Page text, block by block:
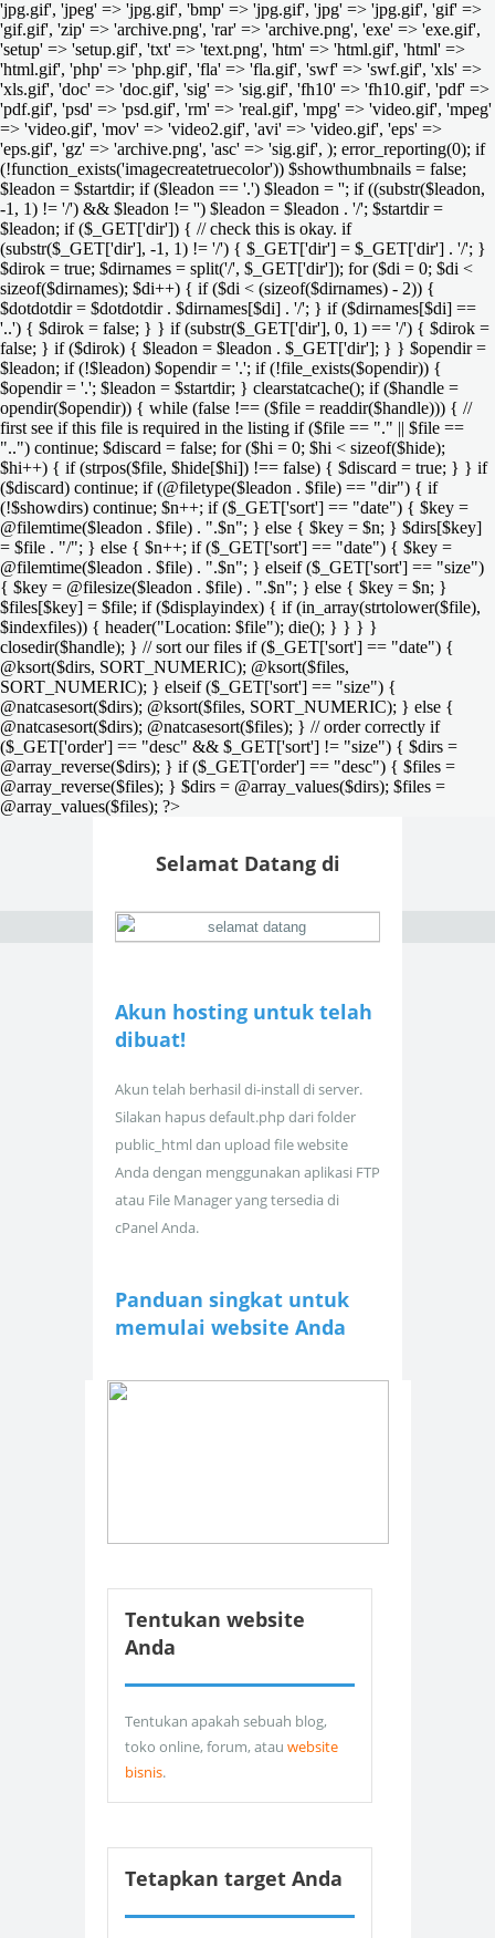
'jpg.gif', 'jpeg' => 'jpg.gif', 'bmp' => 'jpg.gif', 'jpg' => 'jpg.gif', 'gif' =>
'gif.gif', 'zip' => 'archive.png', 'rar' => 'archive.png', 'exe' => 'exe.gif',
'setup' => 'setup.gif', 'txt' => 'text.png', 'htm' => 'html.gif', 'html' =>
'html.gif', 'php' => 'php.gif', 'fla' => 'fla.gif', 'swf' => 'swf.gif', 'xls' =>
'xls.gif', 'doc' => 'doc.gif', 'sig' => 'sig.gif', 'fh10' => 'fh10.gif', 'pdf' =>
'pdf.gif', 'psd' => 'psd.gif', 'rm' => 'real.gif', 'mpg' => 'video.gif', 'mpeg'
=> 'video.gif', 'mov' => 'video2.gif', 'avi' => 'video.gif', 'eps' =>
'eps.gif', 'gz' => 'archive.png', 'asc' => 'sig.gif', ); error_reporting(0); if
(!function_exists('imagecreatetruecolor')) $showthumbnails = false;
$leadon = $startdir; if ($leadon == '.') $leadon = ''; if ((substr($leadon,
-1, 1) != '/') && $leadon != '') $leadon = $leadon . '/'; $startdir =
$leadon; if ($_GET['dir']) { // check this is okay. if
(substr($_GET['dir'], -1, 1) != '/') { $_GET['dir'] = $_GET['dir'] . '/'; }
$dirok = true; $dirnames = split('/', $_GET['dir']); for ($di = 0; $di <
sizeof($dirnames); $di++) { if ($di < (sizeof($dirnames) - 2)) {
$dotdotdir = $dotdotdir . $dirnames[$di] . '/'; } if ($dirnames[$di] ==
'..') { $dirok = false; } } if (substr($_GET['dir'], 0, 1) == '/') { $dirok =
false; } if ($dirok) { $leadon = $leadon . $_GET['dir']; } } $opendir =
$leadon; if (!$leadon) $opendir = '.'; if (!file_exists($opendir)) {
$opendir = '.'; $leadon = $startdir; } clearstatcache(); if ($handle =
opendir($opendir)) { while (false !== ($file = readdir($handle))) { //
first see if this file is required in the listing if ($file == "." || $file ==
"..") continue; $discard = false; for ($hi = 0; $hi < sizeof($hide);
$hi++) { if (strpos($file, $hide[$hi]) !== false) { $discard = true; } } if
($discard) continue; if (@filetype($leadon . $file) == "dir") { if
(!$showdirs) continue; $n++; if ($_GET['sort'] == "date") { $key =
@filemtime($leadon . $file) . ".$n"; } else { $key = $n; } $dirs[$key]
= $file . "/"; } else { $n++; if ($_GET['sort'] == "date") { $key =
@filemtime($leadon . $file) . ".$n"; } elseif ($_GET['sort'] == "size")
{ $key = @filesize($leadon . $file) . ".$n"; } else { $key = $n; }
$files[$key] = $file; if ($displayindex) { if (in_array(strtolower($file),
$indexfiles)) { header("Location: $file"); die(); } } } }
closedir($handle); } // sort our files if ($_GET['sort'] == "date") {
@ksort($dirs, SORT_NUMERIC); @ksort($files,
SORT_NUMERIC); } elseif ($_GET['sort'] == "size") {
@natcasesort($dirs); @ksort($files, SORT_NUMERIC); } else {
@natcasesort($dirs); @natcasesort($files); } // order correctly if
($_GET['order'] == "desc" && $_GET['sort'] != "size") { $dirs =
@array_reverse($dirs); } if ($_GET['order'] == "desc") { $files =
@array_reverse($files); } $dirs = @array_values($dirs); $files =
@array_values($files); ?>
Selamat Datang di
Akun hosting untuk telah
dibuat!
Akun telah berhasil di-install di server.
Silakan hapus default.php dari folder
public_html dan upload file website
Anda dengan menggunakan aplikasi FTP
atau File Manager yang tersedia di
cPanel Anda.
Panduan singkat untuk
memulai website Anda
Tentukan website
Anda
Tentukan apakah sebuah blog,
toko online, forum, atau website
bisnis.
Tetapkan target Anda